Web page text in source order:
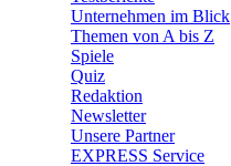
Unternehmen im Blick
Themen von A bis Z
Spiele
Quiz
Redaktion
Newsletter
Unsere Partner
EXPRESS Service